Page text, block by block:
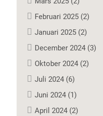
Februari 2025 (2)
Januari 2025 (2)
December 2024 (3)
Oktober 2024 (2)
Juli 2024 (6)
Juni 2024 (1)
April 2024 (2)